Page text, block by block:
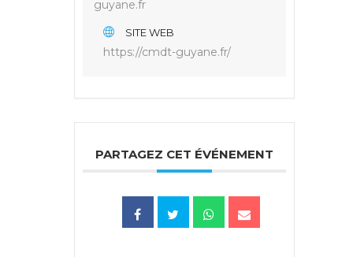
guyane.fr
SITE WEB
https://cmdt-guyane.fr/
PARTAGEZ CET ÉVÉNEMENT